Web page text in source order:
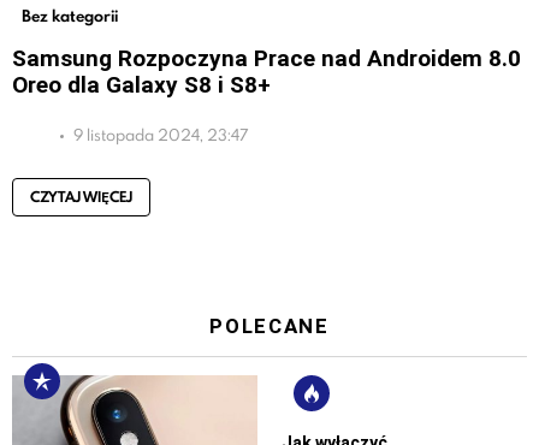
Bez kategorii
Samsung Rozpoczyna Prace nad Androidem 8.0
Oreo dla Galaxy S8 i S8+
9 listopada 2024, 23:47
CZYTAJ WIĘCEJ
POLECANE